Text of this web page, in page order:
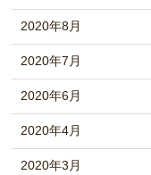
2020年8月
2020年7月
2020年6月
2020年4月
2020年3月